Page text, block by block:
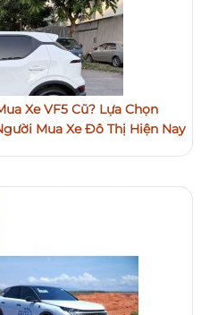
Xe VF5 Cũ? Lựa Chọn
Mua Xe Đô Thị Hiện Nay